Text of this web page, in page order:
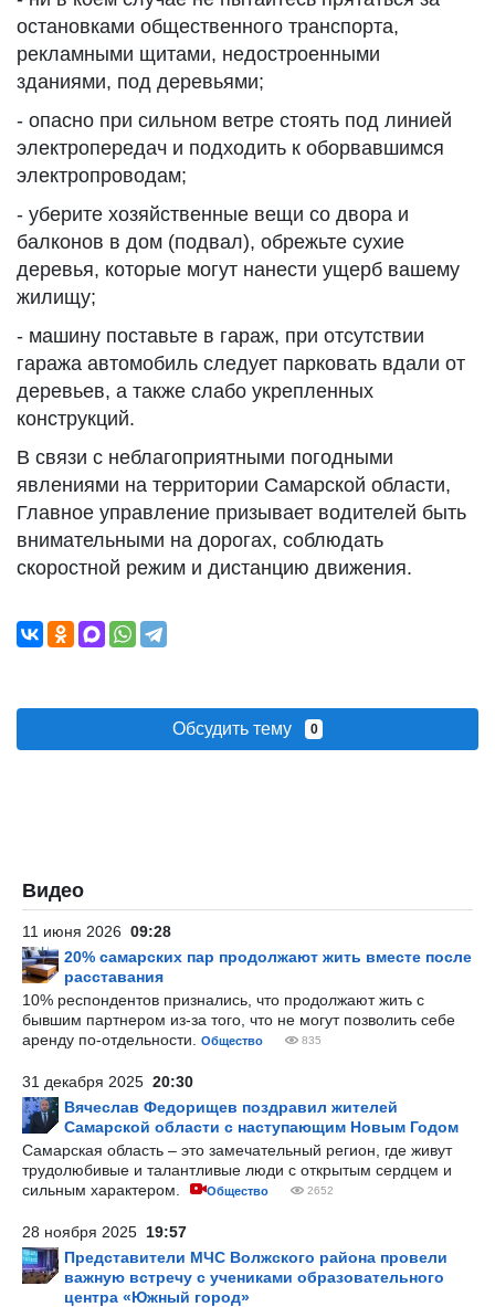
остановками общественного транспорта,
рекламными щитами, недостроенными
зданиями, под деревьями;
- опасно при сильном ветре стоять под линией
электропередач и подходить к оборвавшимся
электропроводам;
- уберите хозяйственные вещи со двора и
балконов в дом (подвал), обрежьте сухие
деревья, которые могут нанести ущерб вашему
жилищу;
- машину поставьте в гараж, при отсутствии
гаража автомобиль следует парковать вдали от
деревьев, а также слабо укрепленных
конструкций.
В связи с неблагоприятными погодными
явлениями на территории Самарской области,
Главное управление призывает водителей быть
внимательными на дорогах, соблюдать
скоростной режим и дистанцию движения.
Обсудить тему 0
Видео
11 июня 2026 09:28
20% самарских пар продолжают жить вместе после
расставания
10% респондентов признались, что продолжают жить с
бывшим партнером из-за того, что не могут позволить себе
аренду по-отдельности.
Общество 835
31 декабря 2025 20:30
Вячеслав Федорищев поздравил жителей
Самарской области с наступающим Новым Годом
Самарская область – это замечательный регион, где живут
трудолюбивые и талантливые люди с открытым сердцем и
сильным характером.
Общество 2652
28 ноября 2025 19:57
Представители МЧС Волжского района провели
важную встречу с учениками образовательного
центра «Южный город»